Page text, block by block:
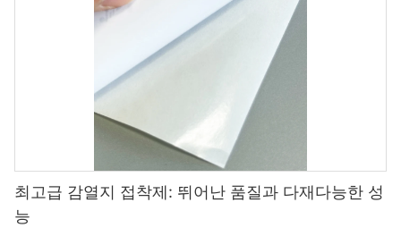
최고급 감열지 접착제: 뛰어난 품질과 다재다능한 성
능